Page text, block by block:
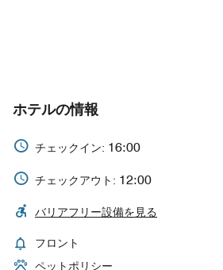
ホテルの情報
チェックイン: 16:00
チェックアウト: 12:00
バリアフリー設備を見る
フロント
ペットポリシー